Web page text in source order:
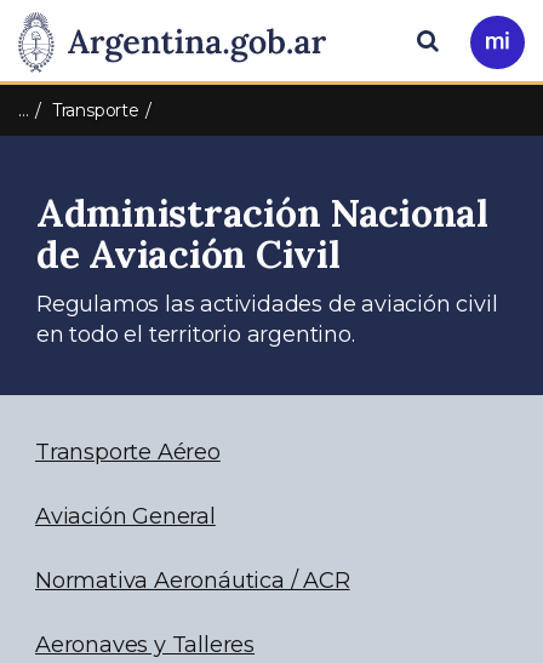
Presidencia
de
Nación
Pasar al contenido principal
Ir
a
Buscar
… Transporte
Administración Nacional
de Aviación Civil
Regulamos las actividades de aviación civil
en todo el territorio argentino.
Transporte Aéreo
Aviación General
Normativa Aeronáutica / ACR
Aeronaves y Talleres